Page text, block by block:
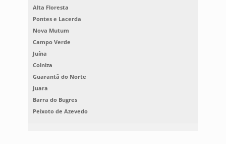
Alta Floresta
Pontes e Lacerda
Nova Mutum
Campo Verde
Juína
Colniza
Guarantã do Norte
Juara
Barra do Bugres
Peixoto de Azevedo